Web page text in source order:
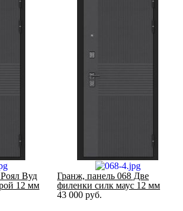
Вуд
12 мм
Гранж, панель 068 Две
филенки силк маус 12 мм
43 000 руб.